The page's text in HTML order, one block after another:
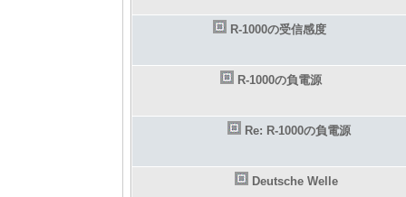
R-1000の受信感度
R-1000の負電源
Re: R-1000の負電源
Deutsche Welle